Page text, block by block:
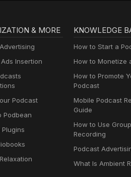
& MORE
Insertion
Podcast
Podbean
Plugins
KNOWLEDGE
How to Start a
How to Monetize
How to Promote
Podcast
Mobile Podcast
Guide
How to Use Group
Recording
Podcast
What Is Ambient